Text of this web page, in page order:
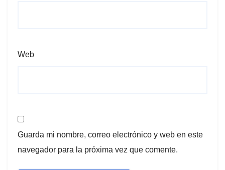
Web
Guarda mi nombre, correo electrónico y web en este
navegador para la próxima vez que comente.